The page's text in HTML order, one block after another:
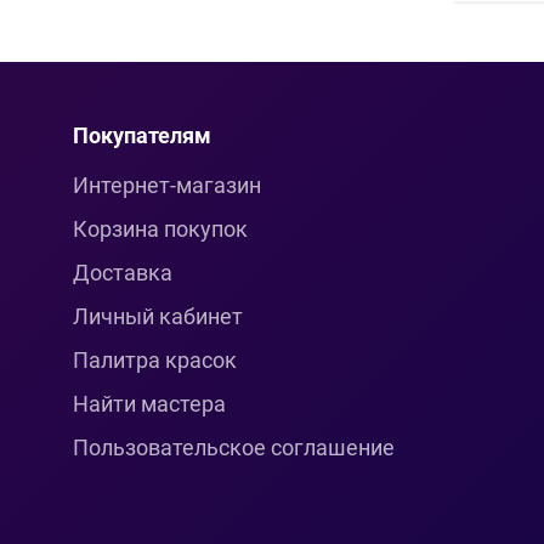
Покупателям
Интернет-магазин
Корзина покупок
Доставка
Личный кабинет
Палитра красок
Найти мастера
Пользовательское соглашение